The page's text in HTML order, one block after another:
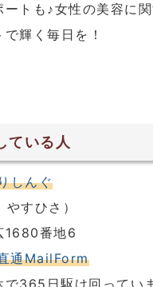
トも♪女性の美容に
輝く毎日を！
ている人
しんぐ
すひさ）
1680番地6
通MailForm
365日駆け回ってい